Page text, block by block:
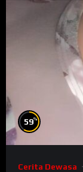
59%
Cerita Dewasa